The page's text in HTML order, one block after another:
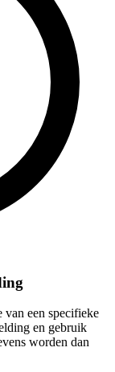
van een specifieke
en gebruik
worden dan